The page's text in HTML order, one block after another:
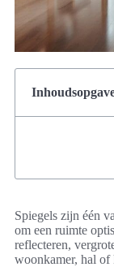
Spiegels zijn één
om een ruimte
reflecteren,
woonkamer, hal of